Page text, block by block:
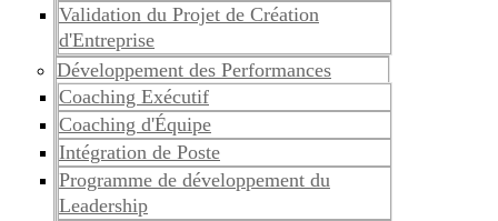
Validation du Projet de Création
d'Entreprise
Développement des Performances
Coaching Exécutif
Coaching d'Équipe
Intégration de Poste
Programme de développement du
Leadership